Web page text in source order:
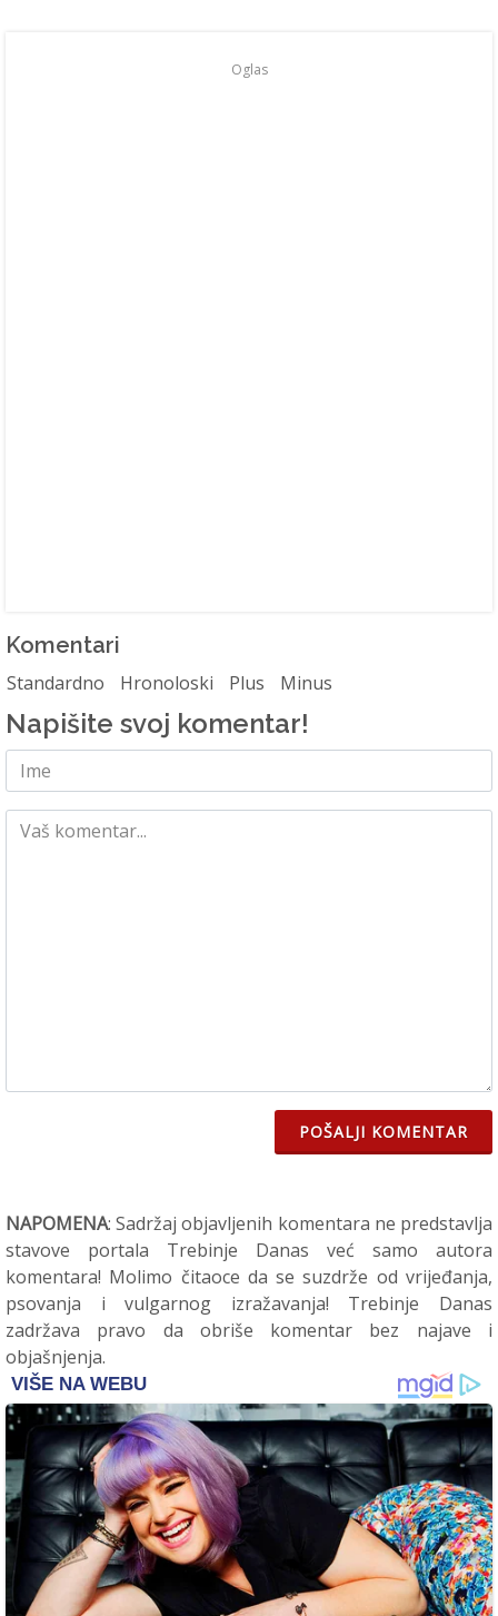
Oglas
Komentari
Standardno Hronoloski Plus Minus
Napišite svoj komentar!
POŠALJI KOMENTAR
NAPOMENA: Sadržaj objavljenih komentara ne predstavlja
stavove portala Trebinje Danas već samo autora
komentara! Molimo čitaoce da se suzdrže od vrijeđanja,
psovanja i vulgarnog izražavanja! Trebinje Danas
zadržava pravo da obriše komentar bez najave i
objašnjenja.